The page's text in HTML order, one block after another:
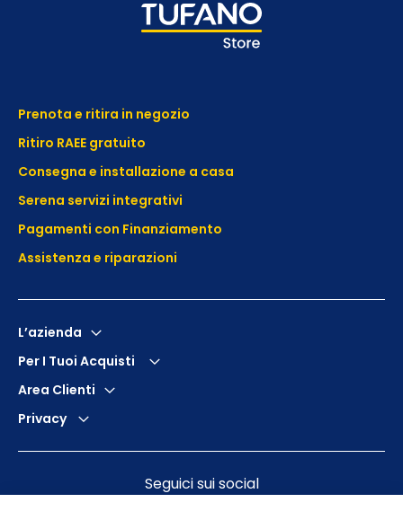
Prenota e ritira in negozio
Ritiro RAEE gratuito
Consegna e installazione a casa
Serena servizi integrativi
Pagamenti con Finanziamento
Assistenza e riparazioni
L’azienda
Per I Tuoi Acquisti
Area Clienti
Privacy
Seguici sui social